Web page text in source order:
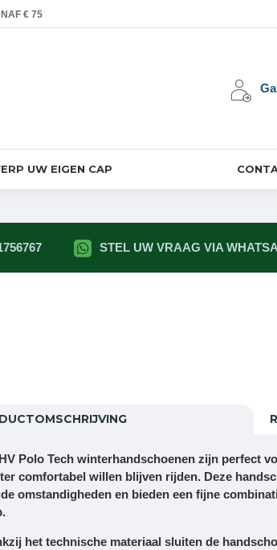
€ 75
UW EIGEN CAP
STEL UW VRAAG VIA
HV Polo Tech winterhandschoenen zijn perfect
comfortabel willen blijven rijden. Deze
omstandigheden en bieden een fijne
.
het technische materiaal sluiten de